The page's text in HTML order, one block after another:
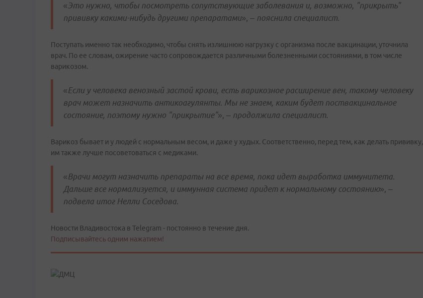
«Это нужно, чтобы посмотреть сопутствующие заболевания и, возможно, "прикрыть"
прививку какими-нибудь другими препаратами», – пояснила специалист.
Поступать именно так необходимо, чтобы снять излишнюю нагрузку с организма после вакцинации, уточнила
врач. По ее словам, ожирение часто сопровождается различными болезненными состояниями, в том числе
варикозом.
«Если у человека венозный застой крови, есть варикозное расширение вен, такому человеку
врач может назначить антикоагулянты. Мы не знаем, каким будет поствакцинальное
состояние, поэтому нужно "прикрытие"», – продолжила специалист.
Варикоз бывает и у людей с нормальным весом, и даже у худых. Соответственно, перед тем, как делать прививку,
им также лучше посоветоваться с медиками.
«Врачи могут назначить препараты на все время, пока идет выработка иммунитета.
Дальше все нормализуется, и иммунная система придет к нормальному состоянию», –
подвела итог Нелли Соседова.
Новости Владивостока в Telegram - постоянно в течение дня.
Подписывайтесь одним нажатием!